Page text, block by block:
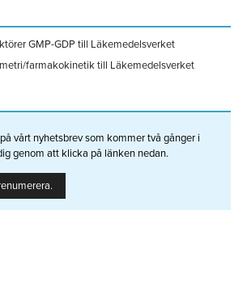
GMP-GDP till Läkemedelsverket
farmakokinetik till Läkemedelsverket
vårt nyhetsbrev som kommer två gånger i
genom att klicka på länken nedan.